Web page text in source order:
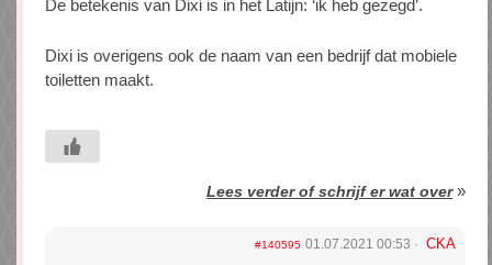
De betekenis van Dixi is in het Latijn: ‘ik heb gezegd’.
Dixi is overigens ook de naam van een bedrijf dat mobiele
toiletten maakt.
Lees verder of schrijf er wat over»
#140595 01.07.2021 00:53 CKA